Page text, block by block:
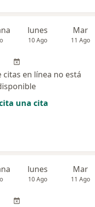
lunes
10 Ago
Mar
11 Ago
citas en línea no está
una cita
lunes
10 Ago
Mar
11 Ago